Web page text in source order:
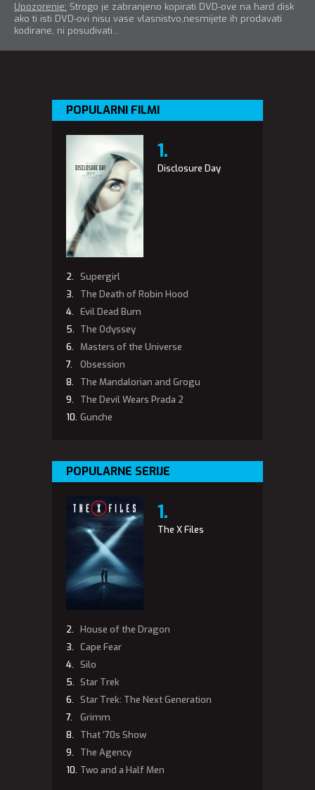
Upozorenje: Strogo je zabranjeno kopirati DVD-ove na hard disk
ako ti isti DVD-ovi nisu vase vlasnistvo,nesmijete ih prodavati
kodirane, ni posudivati...
POPULARNI FILMI
Disclosure Day
Supergirl
The Death of Robin Hood
Evil Dead Burn
The Odyssey
Masters of the Universe
Obsession
The Mandalorian and Grogu
The Devil Wears Prada 2
Gunche
POPULARNE SERIJE
The X Files
House of the Dragon
Cape Fear
Silo
Star Trek
Star Trek: The Next Generation
Grimm
That '70s Show
The Agency
Two and a Half Men